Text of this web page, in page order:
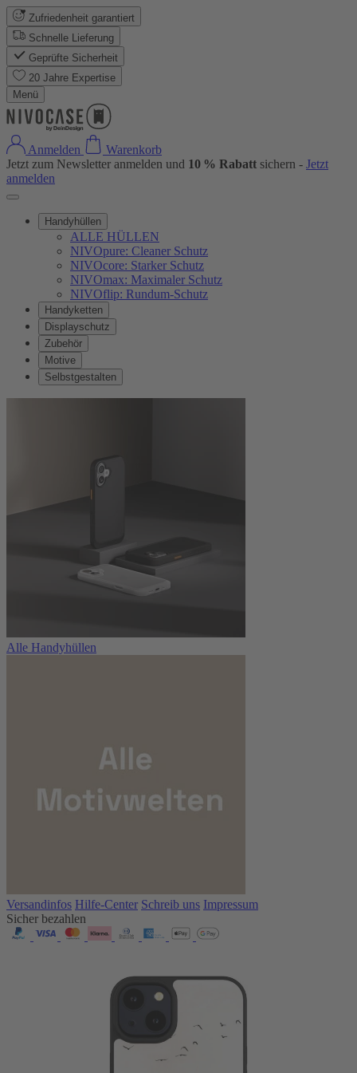
Zufriedenheit garantiert
Schnelle Lieferung
Geprüfte Sicherheit
20 Jahre Expertise
Menü
Anmelden
Warenkorb
Jetzt zum Newsletter anmelden und 10 % Rabatt sichern - Jetzt
anmelden
Handyhüllen
ALLE HÜLLEN
NIVOpure: Cleaner Schutz
NIVOcore: Starker Schutz
NIVOmax: Maximaler Schutz
NIVOflip: Rundum-Schutz
Handyketten
Displayschutz
Zubehör
Motive
Selbstgestalten
Alle Handyhüllen
Versandinfos Hilfe-Center Schreib uns Impressum
Sicher bezahlen